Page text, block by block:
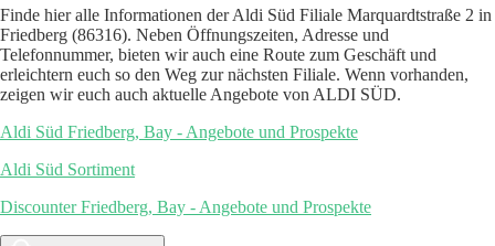
Finde hier alle Informationen der Aldi Süd Filiale Marquardtstraße 2 in
Friedberg (86316). Neben Öffnungszeiten, Adresse und
Telefonnummer, bieten wir auch eine Route zum Geschäft und
erleichtern euch so den Weg zur nächsten Filiale. Wenn vorhanden,
zeigen wir euch auch aktuelle Angebote von ALDI SÜD.
Aldi Süd Friedberg, Bay - Angebote und Prospekte
Aldi Süd Sortiment
Discounter Friedberg, Bay - Angebote und Prospekte